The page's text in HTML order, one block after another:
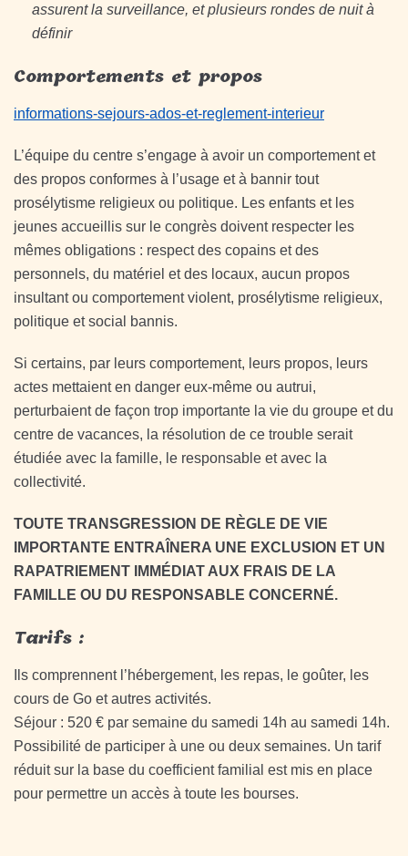
assurent la surveillance, et plusieurs rondes de nuit à
définir
Comportements et propos
informations-sejours-ados-et-reglement-interieur
L’équipe du centre s’engage à avoir un comportement et
des propos conformes à l’usage et à bannir tout
prosélytisme religieux ou politique. Les enfants et les
jeunes accueillis sur le congrès doivent respecter les
mêmes obligations : respect des copains et des
personnels, du matériel et des locaux, aucun propos
insultant ou comportement violent, prosélytisme religieux,
politique et social bannis.
Si certains, par leurs comportement, leurs propos, leurs
actes mettaient en danger eux-même ou autrui,
perturbaient de façon trop importante la vie du groupe et du
centre de vacances, la résolution de ce trouble serait
étudiée avec la famille, le responsable et avec la
collectivité.
TOUTE TRANSGRESSION DE RÈGLE DE VIE
IMPORTANTE ENTRAÎNERA UNE EXCLUSION ET UN
RAPATRIEMENT IMMÉDIAT AUX FRAIS DE LA
FAMILLE OU DU RESPONSABLE CONCERNÉ.
Tarifs :
Ils comprennent l’hébergement, les repas, le goûter, les
cours de Go et autres activités.
Séjour : 520 € par semaine du samedi 14h au samedi 14h.
Possibilité de participer à une ou deux semaines. Un tarif
réduit sur la base du coefficient familial est mis en place
pour permettre un accès à toute les bourses.